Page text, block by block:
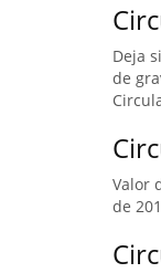
Deja
de
Valor
de